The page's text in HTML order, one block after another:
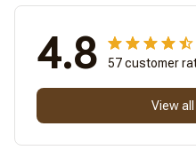
4.8 57 customer
View